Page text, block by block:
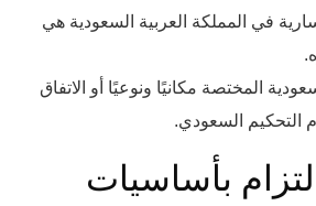
في المملكة العربية السعودية هي
المختصة مكانيًا ونوعيًا أو الاتفاق
التحكيم السعودي.
بأساسيات